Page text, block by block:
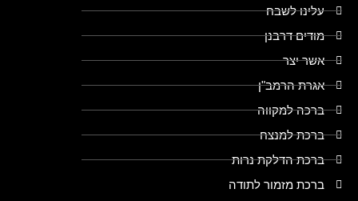
עלינו לשבח
מודים דרבנן
אשר יצר
אגרת הרמב"ן
ברכה למקווה
ברכת למנצח
ברכת הדלקת נרות
ברכת מזמור לתודה